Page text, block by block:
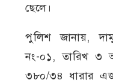
ছেলে।
পুলিশ জানায়,
নং-০১, তারিখ ৩
৩৮০/৩৪ ধারার